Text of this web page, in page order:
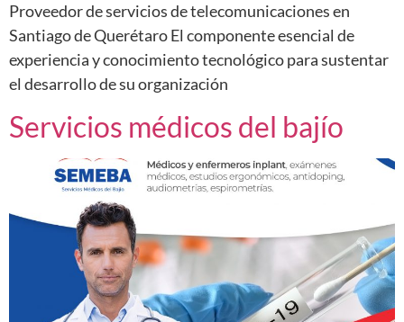
Proveedor de servicios de telecomunicaciones en
Santiago de Querétaro El componente esencial de
experiencia y conocimiento tecnológico para sustentar
el desarrollo de su organización
Servicios médicos del bajío